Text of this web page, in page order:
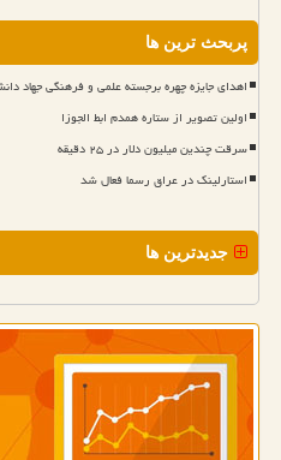
پربحث ترین ها
اهدای جایزه چهره برجسته علمی و فرهنگی جهاد
اولین تصویر از ستاره همدم ابط الجوزا
سرقت چندین میلیون دلار در ۲۵ دقیقه
استارلینک در عراق رسما فعال شد
جدیدترین ها